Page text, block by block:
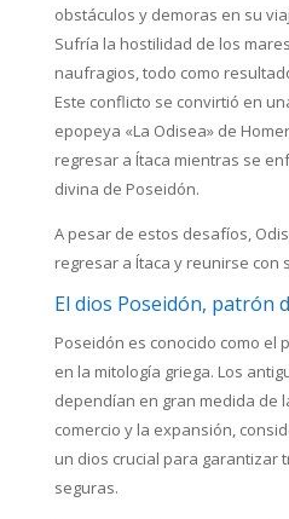
obstáculos y demoras en su
Sufría la hostilidad de los
naufragios, todo como
Este conflicto se convirtió en
epopeya «La Odisea» de
regresar a Ítaca mientras se
divina de Poseidón.
A pesar de estos desafíos,
regresar a Ítaca y reunirse con
El dios Poseidón, patrón
Poseidón es conocido como el
en la mitología griega. Los
dependían en gran medida de
comercio y la expansión,
un dios crucial para garantizar
seguras.